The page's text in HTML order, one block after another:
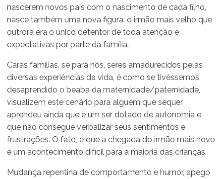
nascerem novos pais com o nascimento de cada filho,
nasce também uma nova figura: o irmão mais velho que
outrora era o único detentor de toda atenção e
expectativas por parte da família.
Caras famílias, se para nós, seres amadurecidos pelas
diversas experiências da vida, é como se tivéssemos
desaprendido o beaba da maternidade/paternidade,
visualizem este cenário para alguém que sequer
aprendeu ainda que é um ser dotado de autonomia e
que não consegue verbalizar seus sentimentos e
frustrações. O fato, é que a chegada do irmão mais novo
é um acontecimento difícil para a maioria das crianças.
Mudança repentina de comportamento e humor, apego